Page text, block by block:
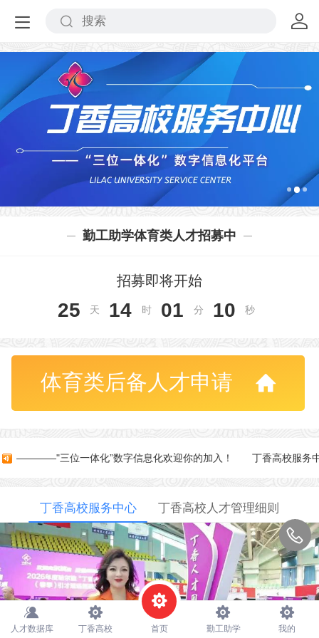
勤工助学体育类人才招募中
招募即将开始
25 天 14 时 01 分 10 秒
体育类后备人才申请
心-————"三位一体化”数字信息化欢迎你的加入！ 丁香高校服务
丁香高校服务中心 丁香高校人才管理细则
人才数据库 丁香高校 首页 勤工助学 我的